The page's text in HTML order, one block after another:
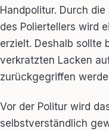
Handpolitur. Durch
des Poliertellers wird
erzielt. Deshalb sollte
verkratzten Lacken
zurückgegriffen
Vor der Politur wird
selbstverständlich